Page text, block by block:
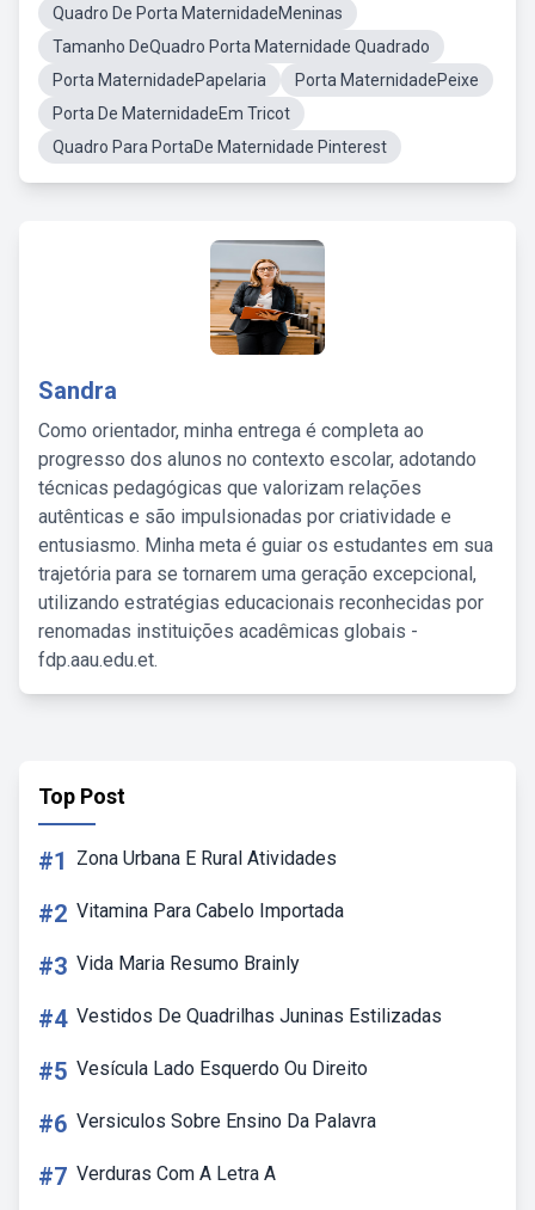
Quadro De Porta MaternidadeMeninas
Tamanho DeQuadro Porta Maternidade Quadrado
Porta MaternidadePapelaria
Porta MaternidadePeixe
Porta De MaternidadeEm Tricot
Quadro Para PortaDe Maternidade Pinterest
Sandra
Como orientador, minha entrega é completa ao
progresso dos alunos no contexto escolar, adotando
técnicas pedagógicas que valorizam relações
autênticas e são impulsionadas por criatividade e
entusiasmo. Minha meta é guiar os estudantes em sua
trajetória para se tornarem uma geração excepcional,
utilizando estratégias educacionais reconhecidas por
renomadas instituições acadêmicas globais -
fdp.aau.edu.et.
Top Post
#1 Zona Urbana E Rural Atividades
#2 Vitamina Para Cabelo Importada
#3 Vida Maria Resumo Brainly
#4 Vestidos De Quadrilhas Juninas Estilizadas
#5 Vesícula Lado Esquerdo Ou Direito
#6 Versiculos Sobre Ensino Da Palavra
#7 Verduras Com A Letra A